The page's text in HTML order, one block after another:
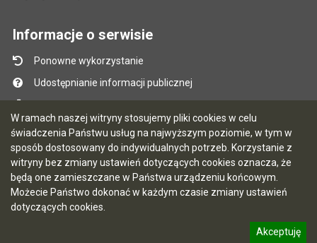
W ramach naszej witryny stosujemy pliki cookies w celu
świadczenia Państwu usług na najwyższym poziomie, w tym w
sposób dostosowany do indywidualnych potrzeb. Korzystanie z
witryny bez zmiany ustawień dotyczących cookies oznacza, że
będą one zamieszczane w Państwa urządzeniu końcowym.
Możecie Państwo dokonać w każdym czasie zmiany ustawień
dotyczących cookies.
Akceptuję
Informacje o serwisie
Ponowne wykorzystanie
Udostępnianie informacji publicznej
Mapa serwisu
Instrukcja obsługi
Statystyki oglądalności
Ostatnio dodane
Ostatnia aktualizacja BIP: 07.08.2026 13:39
CMS i hosting: Logonet Sp. z o.o. w Bydgoszczy